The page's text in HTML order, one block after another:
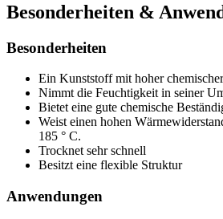
Besonderheiten &
Besonderheiten
Ein Kunststoff mit hoher
Nimmt die Feuchtigkeit in seiner
Bietet eine gute chemische
Weist einen hohen
185 ° C.
Trocknet sehr schnell
Besitzt eine flexible Struktur
Anwendungen